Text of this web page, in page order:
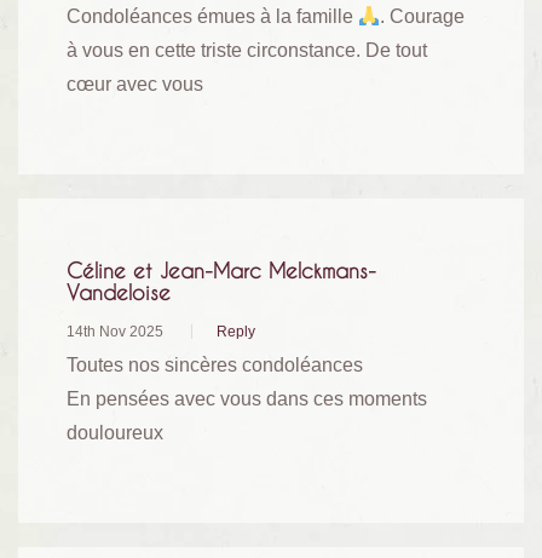
Condoléances émues à la famille
. Courage
à vous en cette triste circonstance. De tout
cœur avec vous
Céline et Jean-Marc Melckmans-
Vandeloise
14th Nov 2025 Reply
Toutes nos sincères condoléances
En pensées avec vous dans ces moments
douloureux